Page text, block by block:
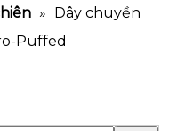
»
Dây chuyền
Puffed